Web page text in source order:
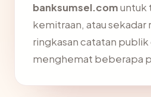
banksumsel.comuntuk
kemitraan, atau sekadar
ringkasan catatan publik
menghemat beberapa